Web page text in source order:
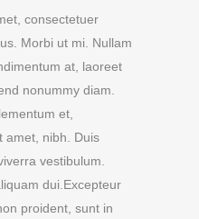
consectetuer
Morbi ut mi. Nullam
at, laoreet
nonummy diam.
et,
amet, nibh. Duis
vestibulum.
dui.Excepteur
proident, sunt in